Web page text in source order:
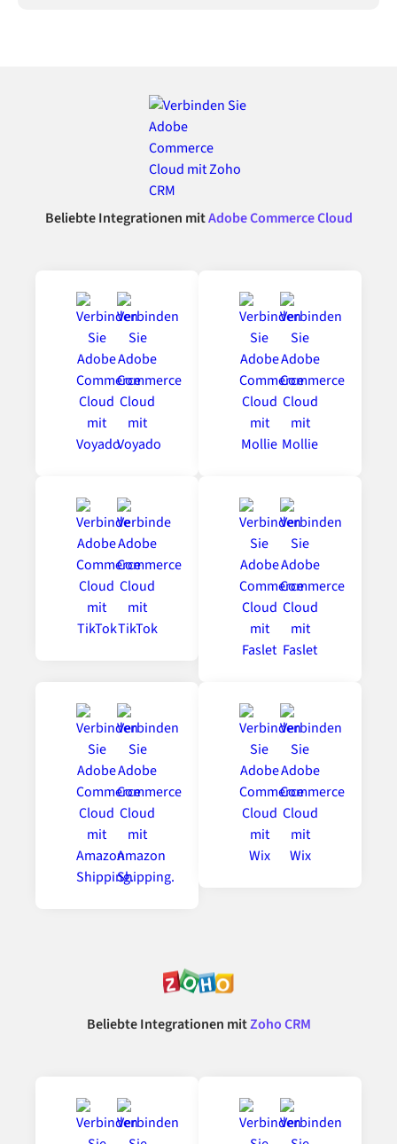
Beliebte Integrationen mitAdobe Commerce Cloud
Beliebte Integrationen mitZoho CRM